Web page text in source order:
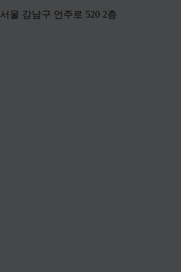
서울 강남구 언주로 520 2층